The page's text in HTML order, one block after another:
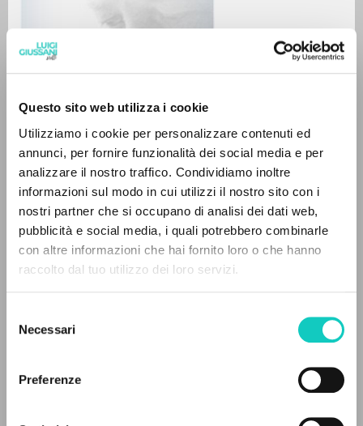
Questo sito web utilizza i cookie
Utilizziamo i cookie per personalizzare contenuti ed
annunci, per fornire funzionalità dei social media e per
analizzare il nostro traffico. Condividiamo inoltre
informazioni sul modo in cui utilizzi il nostro sito con i
nostri partner che si occupano di analisi dei dati web,
pubblicità e social media, i quali potrebbero combinarle
con altre informazioni che hai fornito loro o che hanno
raccolto dal tuo utilizzo dei loro servizi.
delNecessari
Preferenze
Giussani Luigi Author
Lobkowicz Nikolaus Author
DIEL
Pages: 8
0RESULTS FOUND
MORE RESULTS